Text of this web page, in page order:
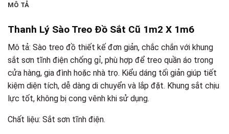
MÔ TẢ
Thanh Lý Sào Treo Đồ Sắt Cũ 1m2 X 1m6
Mô tả: Sào treo đồ thiết kế đơn giản, chắc chắn với khung
sắt sơn tĩnh điện chống gỉ, phù hợp để treo quần áo trong
cửa hàng, gia đình hoặc nhà trọ. Kiểu dáng tối giản giúp tiết
kiệm diện tích, dễ dàng di chuyển và lắp đặt. Khung sắt chịu
lực tốt, không bị cong vênh khi sử dụng.
Chất liệu: Sắt sơn tĩnh điện.